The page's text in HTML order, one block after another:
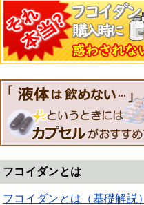
フコイダンとは
フコイダンとは（基礎解説）